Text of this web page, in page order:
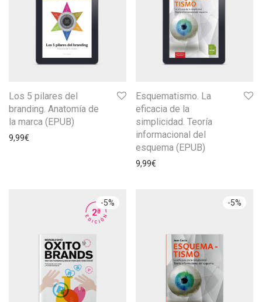
Los 5 pilares del
branding. Anatomía de
la marca (EPUB)
9,99€
Esquematismo. La
eficacia de la
simplicidad. Teoría
informacional del
esquema (EPUB)
9,99€
-5% -5%